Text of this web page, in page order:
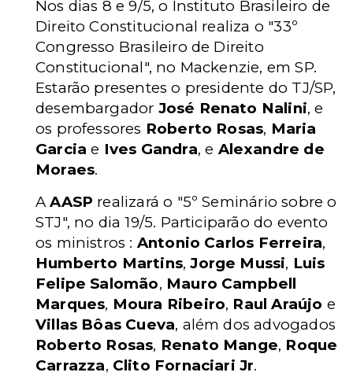
Nos dias 8 e 9/5, o Instituto Brasileiro de
Direito Constitucional realiza o "33º
Congresso Brasileiro de Direito
Constitucional", no Mackenzie, em SP.
Estarão presentes o presidente do TJ/SP,
desembargador José Renato Nalini, e
os professores Roberto Rosas, Maria
Garcia e Ives Gandra, e Alexandre de
Moraes.
AAASP realizará o "5º Seminário sobre o
STJ", no dia 19/5. Participarão do evento
os ministros : Antonio Carlos Ferreira,
Humberto Martins, Jorge Mussi, Luis
Felipe Salomão, Mauro Campbell
Marques, Moura Ribeiro, Raul Araújo e
Villas Bôas Cueva, além dos advogados
Roberto Rosas, Renato Mange, Roque
Carrazza, Clito Fornaciari Jr.